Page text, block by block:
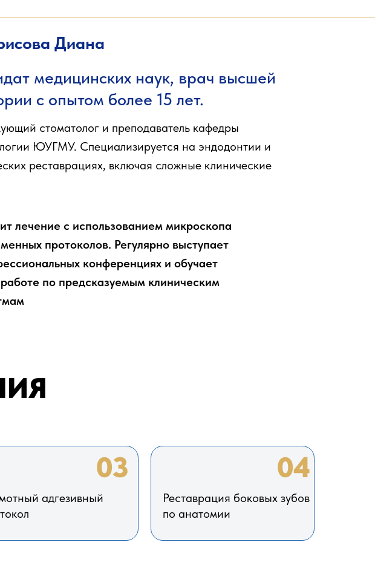
медицинских наук, врач высшей
с опытом более 15 лет.
Диана
стоматолог и преподаватель кафедры
ЮУГМУ. Специализируется на эндодонтии и
реставрациях, включая сложные клинические
лечение с использованием микроскопа
протоколов. Регулярно выступает
конференциях и обучает
по предсказуемым клиническим
адгезивный
Реставрация боковых зубов
по анатомии
03 04